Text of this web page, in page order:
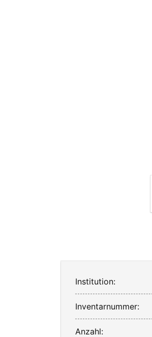
Institution:
Inventarnummer:
Anzahl: